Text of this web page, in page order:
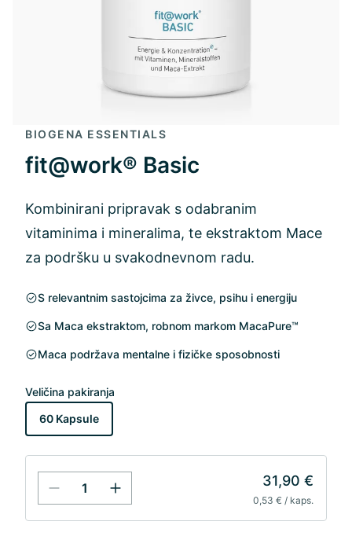
BIOGENA ESSENTIALS
fit@work® Basic
Kombinirani pripravak s odabranim
vitaminima i mineralima, te ekstraktom Mace
za podršku u svakodnevnom radu.
S relevantnim sastojcima za živce, psihu i energiju
Sa Maca ekstraktom, robnom markom MacaPure™
Maca podržava mentalne i fizičke sposobnosti
Veličina pakiranja
60 Kapsule
31,90 €
0,53 € / kaps.